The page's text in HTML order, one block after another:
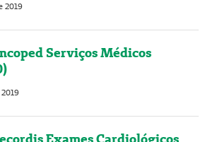
2019
Serviços Médicos
2019
Exames Cardiológicos